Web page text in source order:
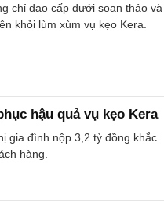
chỉ đạo cấp dưới soạn thảo
khỏi lùm xùm vụ kẹo Kera.
hậu quả vụ kẹo Kera
gia đình nộp 3,2 tỷ đồng khắc
hàng.